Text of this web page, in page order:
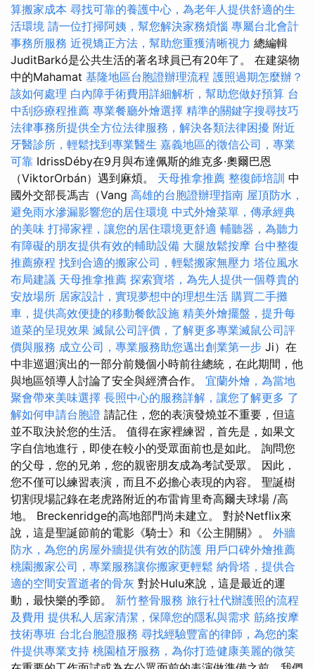
算搬家成本 尋找可靠的養護中心，為老年人提供舒適的生
活環境 請一位打掃阿姨，幫您解決家務煩惱 專屬台北會計
事務所服務 近視矯正方法，幫助您重獲清晰視力 總編輯
JuditBarkó是公共生活的著名球員已有20年了。 在建築物
中的Mahamat 基隆地區台胞證辦理流程 護照過期怎麼辦？
該如何處理 白內障手術費用詳細解析，幫助您做好預算 台
中刮痧療程推薦 專業餐廳外燴選擇 精準的關鍵字搜尋技巧
法律事務所提供全方位法律服務，解決各類法律困擾 附近
牙醫診所，輕鬆找到專業醫生 嘉義地區的徵信公司，專業
可靠 IdrissDéby在9月與布達佩斯的維克多·奧爾巴恩
（ViktorOrbán）遇到麻煩。 天母推拿推薦 整復師培訓 中
國外交部長馮吉（Vang 高雄的台胞證辦理指南 屋頂防水，
避免雨水滲漏影響您的居住環境 中式外燴菜單，傳承經典
的美味 打掃家裡，讓您的居住環境更舒適 輔聽器，為聽力
有障礙的朋友提供有效的輔助設備 大腿放鬆按摩 台中整復
推薦療程 找到合適的搬家公司，輕鬆搬家無壓力 塔位風水
布局建議 天母推拿推薦 探索寶塔，為先人提供一個尊貴的
安放場所 居家設計，實現夢想中的理想生活 購買二手攤
車，提供高效便捷的移動餐飲設施 精美外燴擺盤，提升每
道菜的呈現效果 滅鼠公司評價，了解更多專業滅鼠公司評
價與服務 成立公司，專業服務助您邁出創業第一步 Ji）在
中非巡迴演出的一部分前幾個小時前往總統，在此期間，他
與地區領導人討論了安全與經濟合作。 宜蘭外燴，為當地
聚會帶來美味選擇 長照中心的服務詳解，讓您了解更多 了
解如何申請台胞證 請記住，您的表演發燒並不重要，但這
並不取決於您的生活。 值得在家裡練習，首先是，如果文
字自信地進行，即使在較小的受眾面前也是如此。 詢問您
的父母，您的兄弟，您的親密朋友成為考試受眾。 因此，
您不僅可以練習表演，而且不必擔心表現的內容。 聖誕樹
切割現場記錄在老虎路附近的布雷肯里奇高爾夫球場 /高
地。 Breckenridge的高地部門尚未建立。 對於Netflix來
說，這是聖誕節前的電影《騎士》和《公主開關》。 外牆
防水，為您的房屋外牆提供有效的防護 用戶口碑外燴推薦
桃園搬家公司，專業服務讓你搬家更輕鬆 納骨塔，提供合
適的空間安置逝者的骨灰 對於Hulu來說，這是最近的運
動，最快樂的季節。 新竹整骨服務 旅行社代辦護照的流程
及費用 提供私人居家清潔，保障您的隱私與需求 筋絡按摩
技術專班 台北台胞證服務 尋找經驗豐富的律師，為您的案
件提供專業支持 桃園植牙服務，為你打造健康美麗的微笑